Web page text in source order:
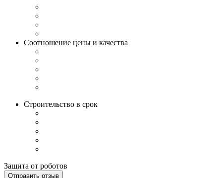
Соотношение цены и качества
Строительство в срок
Защита от роботов
Отправить отзыв